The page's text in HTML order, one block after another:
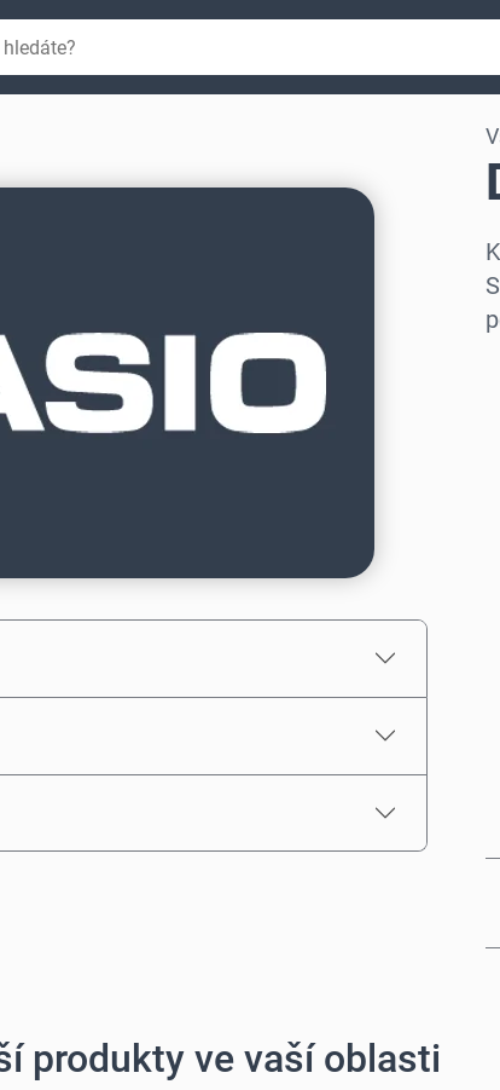
produkty ve vaší oblasti